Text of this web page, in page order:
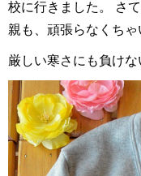
校に行きました。 さ
親も、頑張らなくちゃ
厳しい寒さにも負け